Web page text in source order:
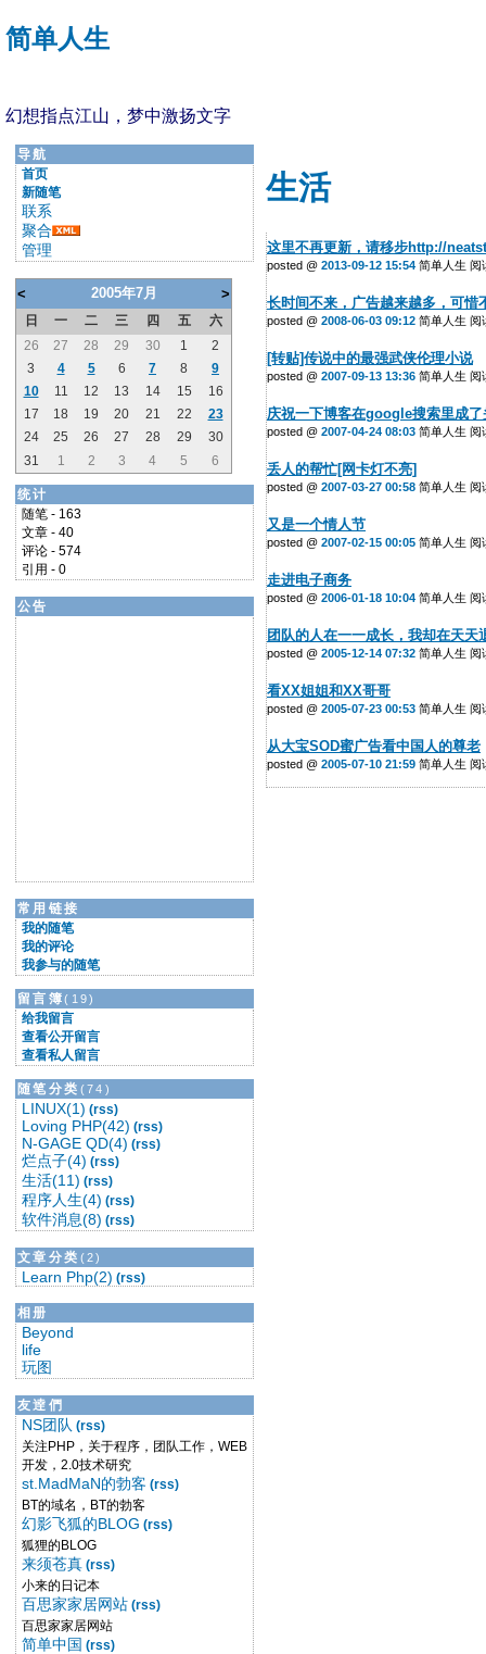
简单人生
幻想指点江山，梦中激扬文字
导航
首页
新随笔
联系
聚合
管理
< 2005年7月 >
日 一 二 三 四 五
六
26
27 28 29 30 1
2
3
4 5 6 7 8
9
10
11 12 13 14 15
16
17
18 19 20 21 22
23
24
25 26 27 28 29
30
31
1 2 3 4 5 6
统计
随笔 - 163
文章 - 40
评论 - 574
引用 - 0
公告
常用链接
我的随笔
我的评论
我参与的随笔
留言簿(19)
给我留言
查看公开留言
查看私人留言
随笔分类 (74)
LINUX(1) (rss)
Loving PHP(42) (rss)
N-GAGE QD(4) (rss)
烂点子(4) (rss)
生活(11) (rss)
程序人生(4) (rss)
软件消息(8) (rss)
文章分类 (2)
Learn Php(2) (rss)
相册
Beyond
life
玩图
友逹們
NS团队 (rss)
关注PHP，关于程序，团队工作，WEB
开发，2.0技术研究
st.MadMaN的勃客 (rss)
BT的域名，BT的勃客
幻影飞狐的BLOG (rss)
狐狸的BLOG
来须苍真 (rss)
小来的日记本
百思家家居网站 (rss)
百思家家居网站
简单中国 (rss)
生活
这里不再更新，请移步http://
posted @ 2013-09-12 15:54 简单人生
长时间不来，广告越来越多，可惜
posted @ 2008-06-03 09:12 简单人生
[转贴]传说中的最强武侠伦理小说
posted @ 2007-09-13 13:36 简单人生
庆祝一下博客在google搜索里成了
posted @ 2007-04-24 08:03 简单人生
丢人的帮忙[网卡灯不亮]
posted @ 2007-03-27 00:58 简单人生
又是一个情人节
posted @ 2007-02-15 00:05 简单人生
走进电子商务
posted @ 2006-01-18 10:04 简单人生
团队的人在一一成长，我却在天天
posted @ 2005-12-14 07:32 简单人生
看XX姐姐和XX哥哥
posted @ 2005-07-23 00:53 简单人生
从大宝SOD蜜广告看中国人的尊老
posted @ 2005-07-10 21:59 简单人生